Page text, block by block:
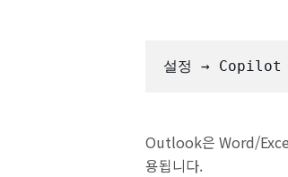
설정 → Copilot
Outlook은 Word/
용됩니다.